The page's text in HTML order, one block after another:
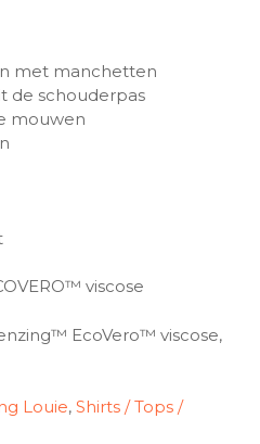
met manchetten
de schouderpas
mouwen
viscose
EcoVero™ viscose,
Louie, Shirts / Tops /